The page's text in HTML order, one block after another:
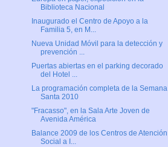
Biblioteca Nacional
Inaugurado el Centro de Apoyo a la
Familia 5, en M...
Nueva Unidad Móvil para la detección y
prevención ...
Puertas abiertas en el parking decorado
del Hotel ...
La programación completa de la Semana
Santa 2010
"Fracasso", en la Sala Arte Joven de
Avenida América
Balance 2009 de los Centros de Atención
Social a I...